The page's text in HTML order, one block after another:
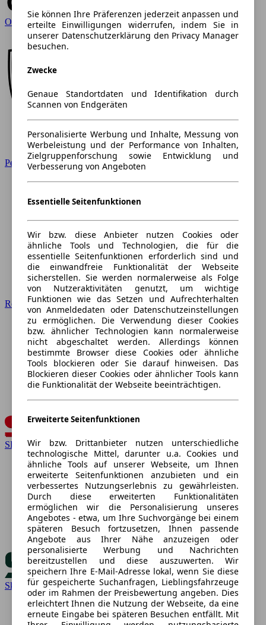
Opel
Peugeot
Renault
SEAT
Skoda
Sie können Ihre Präferenzen jederzeit anpassen und
erteilte Einwilligungen widerrufen, indem Sie in
unserer Datenschutzerklärung den Privacy Manager
besuchen.
Zwecke
Genaue Standortdaten und Identifikation durch
Scannen von Endgeräten
Personalisierte Werbung und Inhalte, Messung von
Werbeleistung und der Performance von Inhalten,
Zielgruppenforschung sowie Entwicklung und
Verbesserung von Angeboten
Essentielle Seitenfunktionen
Wir bzw. diese Anbieter nutzen Cookies oder
ähnliche Tools und Technologien, die für die
essentielle Seitenfunktionen erforderlich sind und
die einwandfreie Funktionalität der Webseite
sicherstellen. Sie werden normalerweise als Folge
von Nutzeraktivitäten genutzt, um wichtige
Funktionen wie das Setzen und Aufrechterhalten
von Anmeldedaten oder Datenschutzeinstellungen
zu ermöglichen. Die Verwendung dieser Cookies
bzw. ähnlicher Technologien kann normalerweise
nicht abgeschaltet werden. Allerdings können
bestimmte Browser diese Cookies oder ähnliche
Tools blockieren oder Sie darauf hinweisen. Das
Blockieren dieser Cookies oder ähnlicher Tools kann
die Funktionalität der Webseite beeinträchtigen.
Erweiterte Seitenfunktionen
Wir bzw. Drittanbieter nutzen unterschiedliche
technologische Mittel, darunter u.a. Cookies und
ähnliche Tools auf unserer Webseite, um Ihnen
erweiterte Seitenfunktionen anzubieten und ein
verbessertes Nutzungserlebnis zu gewährleisten.
Durch diese erweiterten Funktionalitäten
ermöglichen wir die Personalisierung unseres
Angebotes - etwa, um Ihre Suchvorgänge bei einem
späteren Besuch fortzusetzen, Ihnen passende
Angebote aus Ihrer Nähe anzuzeigen oder
personalisierte Werbung und Nachrichten
bereitzustellen und diese auszuwerten. Wir
speichern Ihre E-Mail-Adresse lokal, wenn Sie diese
für gespeicherte Suchanfragen, Lieblingsfahrzeuge
oder im Rahmen der Preisbewertung angeben. Dies
erleichtert Ihnen die Nutzung der Webseite, da eine
erneute Eingabe bei späteren Besuchen entfällt. Mit